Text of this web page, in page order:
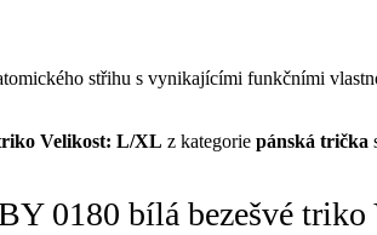
střihu s vynikajícími funkčními
Velikost: L/XL z kategorie pánská trička
0180 bílá bezešvé